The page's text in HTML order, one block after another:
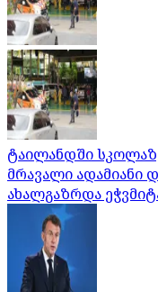
ტაილანდში
მრავალი ადამიანი
ახალგაზრდა